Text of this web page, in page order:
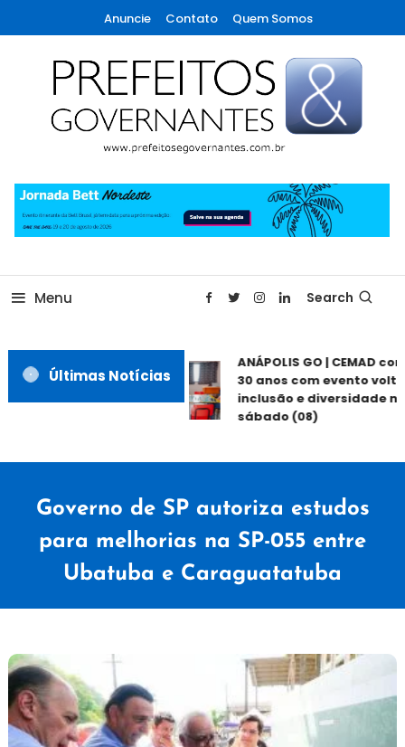
To
Content
Anuncie Contato Quem Somos
Prefeitos & Governantes
Menu Search
Últimas Notícias
ANÁPOLIS GO | CEMAD
30 anos com evento
inclusão e diversidade
sábado (08)
Governo de SP autoriza estudos
para melhorias na SP-055 entre
Ubatuba e Caraguatatuba